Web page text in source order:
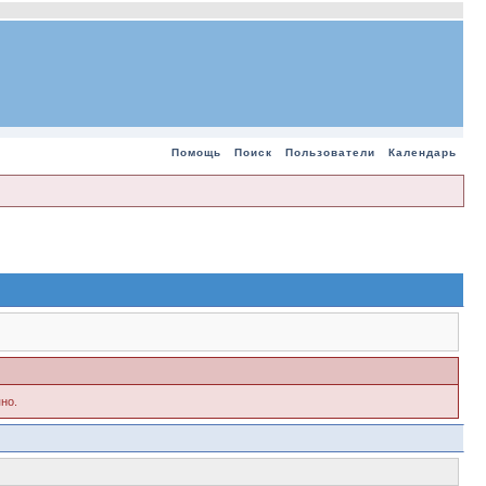
Помощь Поиск Пользователи Календарь